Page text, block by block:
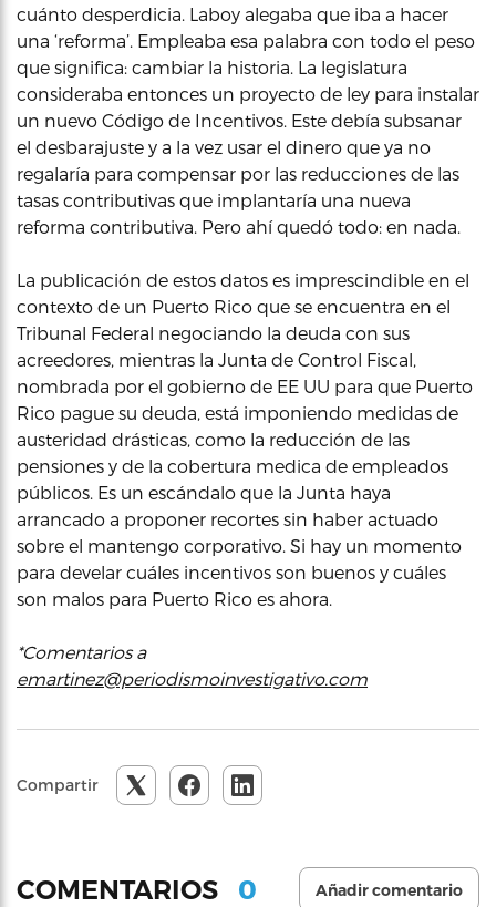
cuánto desperdicia. Laboy alegaba que iba a hacer
una ‘reforma’. Empleaba esa palabra con todo el peso
que significa: cambiar la historia. La legislatura
consideraba entonces un proyecto de ley para instalar
un nuevo Código de Incentivos. Este debía subsanar
el desbarajuste y a la vez usar el dinero que ya no
regalaría para compensar por las reducciones de las
tasas contributivas que implantaría una nueva
reforma contributiva. Pero ahí quedó todo: en nada.
La publicación de estos datos es imprescindible en el
contexto de un Puerto Rico que se encuentra en el
Tribunal Federal negociando la deuda con sus
acreedores, mientras la Junta de Control Fiscal,
nombrada por el gobierno de EE UU para que Puerto
Rico pague su deuda, está imponiendo medidas de
austeridad drásticas, como la reducción de las
pensiones y de la cobertura medica de empleados
públicos. Es un escándalo que la Junta haya
arrancado a proponer recortes sin haber actuado
sobre el mantengo corporativo. Si hay un momento
para develar cuáles incentivos son buenos y cuáles
son malos para Puerto Rico es ahora.
*Comentarios a
emartinez@periodismoinvestigativo.com
Compartir
COMENTARIOS 0 Añadir comentario